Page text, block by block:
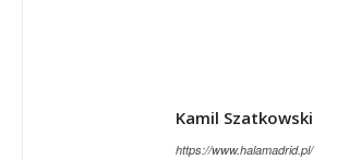
Kamil Szatkowski
https://www.halamadrid.pl/